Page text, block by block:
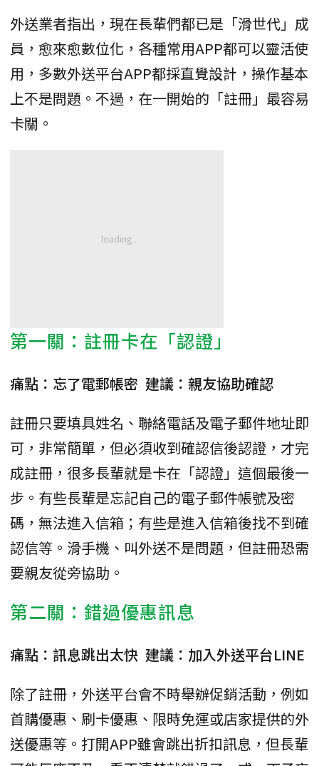
外送業者指出，現在長輩們都已是「滑世代」成
員，愈來愈數位化，各種常用APP都可以靈活使
用，多數外送平台APP都採直覺設計，操作基本
上不是問題。不過，在一開始的「註冊」最容易
卡關。
第一關：註冊卡在「認證」
痛點：忘了電郵帳密 建議：親友協助確認
註冊只要填具姓名、聯絡電話及電子郵件地址即
可，非常簡單，但必須收到確認信後認證，才完
成註冊，很多長輩就是卡在「認證」這個最後一
步。有些長輩是忘記自己的電子郵件帳號及密
碼，無法進入信箱；有些是進入信箱後找不到確
認信等。滑手機、叫外送不是問題，但註冊恐需
要親友從旁協助。
第二關：錯過優惠訊息
痛點：訊息跳出太快 建議：加入外送平台LINE
除了註冊，外送平台會不時舉辦促銷活動，例如
首購優惠、刷卡優惠、限時免運或店家提供的外
送優惠等。打開APP雖會跳出折扣訊息，但長輩